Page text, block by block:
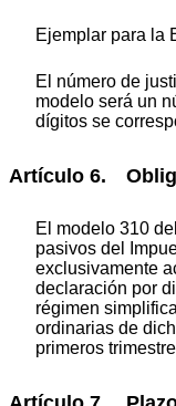
Ejemplar para la
El número de
modelo será un
dígitos se
Artículo 6.
El modelo 310
pasivos del
exclusivamente
declaración por
régimen
ordinarias de
primeros